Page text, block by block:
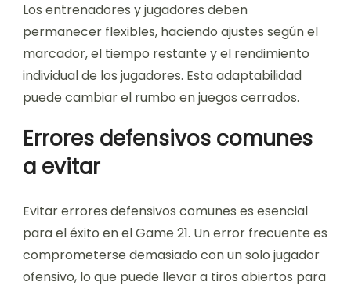
Los entrenadores y jugadores deben
permanecer flexibles, haciendo ajustes según el
marcador, el tiempo restante y el rendimiento
individual de los jugadores. Esta adaptabilidad
puede cambiar el rumbo en juegos cerrados.
Errores defensivos comunes
a evitar
Evitar errores defensivos comunes es esencial
para el éxito en el Game 21. Un error frecuente es
comprometerse demasiado con un solo jugador
ofensivo, lo que puede llevar a tiros abiertos para